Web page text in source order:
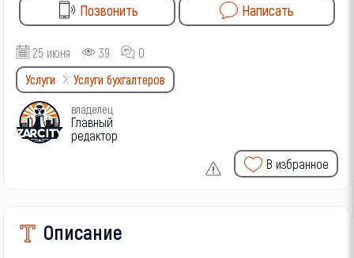
Позвонить Написать
25 июня 39
0
Услуги
Услуги бухгалтеров
владелец
Главный
редактор
В избранное
Описание